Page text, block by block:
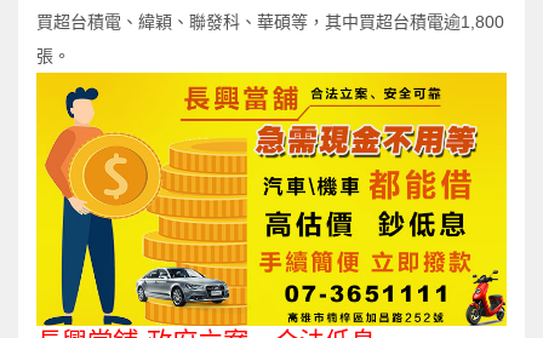
買超台積電、緯穎、聯發科、華碩等，其中買超台積電逾1,800
張。